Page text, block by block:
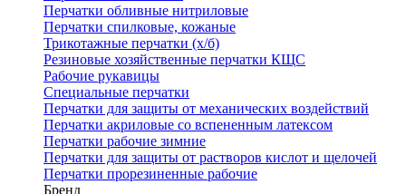
Перчатки обливные нитриловые
Перчатки спилковые, кожаные
Трикотажные перчатки (х/б)
Резиновые хозяйственные перчатки КЩС
Рабочие рукавицы
Специальные перчатки
Перчатки для защиты от механических воздействий
Перчатки акриловые со вспененным латексом
Перчатки рабочие зимние
Перчатки для защиты от растворов кислот и щелочей
Перчатки прорезиненные рабочие
Бренд